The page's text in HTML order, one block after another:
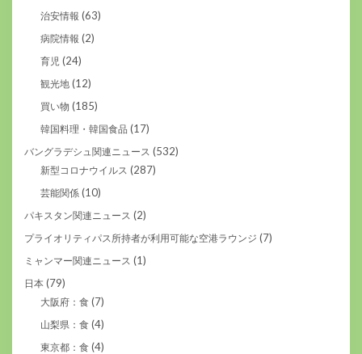
治安情報 (63)
病院情報 (2)
育児 (24)
観光地 (12)
買い物 (185)
韓国料理・韓国食品 (17)
バングラデシュ関連ニュース (532)
新型コロナウイルス (287)
芸能関係 (10)
パキスタン関連ニュース (2)
プライオリティパス所持者が利用可能な空港ラウンジ (7)
ミャンマー関連ニュース (1)
日本 (79)
大阪府：食 (7)
山梨県：食 (4)
東京都：食 (4)